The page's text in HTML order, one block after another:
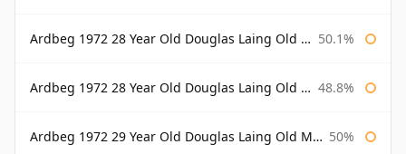
Ardbeg 1972 28 Year Old Douglas Laing Old Malt Cask Bottled 2000 50.1%
Ardbeg 1972 28 Year Old Douglas Laing Old Malt Cask Bottled 2001 48.8%
Ardbeg 1972 29 Year Old Douglas Laing Old Malt Cask 50%